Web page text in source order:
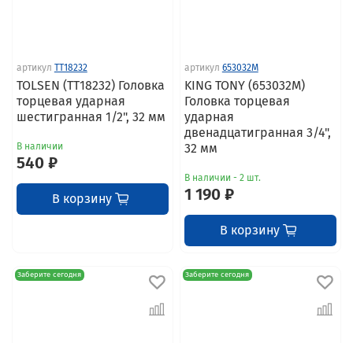
артикул TT18232
TOLSEN (TT18232) Головка
торцевая ударная
шестигранная 1/2", 32 мм
В наличии
540 ₽
В корзину
артикул 653032M
KING TONY (653032M)
Головка торцевая
ударная
двенадцатигранная 3/4",
32 мм
В наличии - 2 шт.
1 190 ₽
В корзину
Заберите сегодня Заберите сегодня